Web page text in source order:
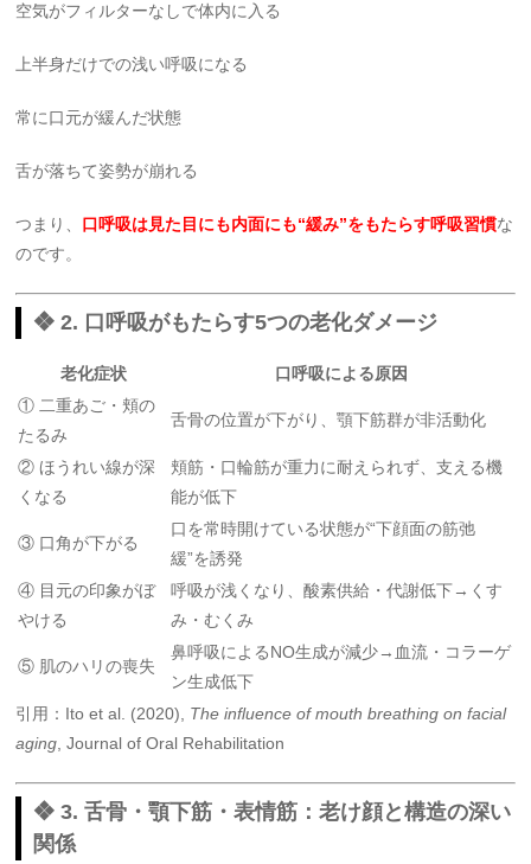
空気がフィルターなしで体内に入る
上半身だけでの浅い呼吸になる
常に口元が緩んだ状態
舌が落ちて姿勢が崩れる
つまり、 口呼吸は見た目にも内面にも“緩み”をもたらす呼吸習慣な
のです。
❖ 2. 口呼吸がもたらす5つの老化ダメージ
老化症状
口呼吸による原因
① 二重あご・頬の
たるみ
舌骨の位置が下がり、顎下筋群が非活動化
② ほうれい線が深
くなる
頬筋・口輪筋が重力に耐えられず、支える機
能が低下
③ 口角が下がる
口を常時開けている状態が“下顔面の筋弛
緩”を誘発
④ 目元の印象がぼ
やける
呼吸が浅くなり、酸素供給・代謝低下→くす
み・むくみ
⑤ 肌のハリの喪失
鼻呼吸によるNO生成が減少→血流・コラーゲ
ン生成低下
引用：Ito et al. (2020), The influence of mouth breathing on facial
aging, Journal of Oral Rehabilitation
❖ 3. 舌骨・顎下筋・表情筋：老け顔と構造の深い
関係